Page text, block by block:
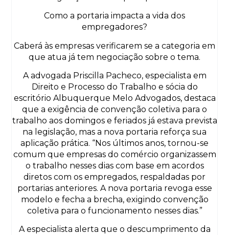
Como a portaria impacta a vida dos
empregadores?
Caberá às empresas verificarem se a categoria em
que atua já tem negociação sobre o tema.
A advogada Priscilla Pacheco, especialista em
Direito e Processo do Trabalho e sócia do
escritório Albuquerque Melo Advogados, destaca
que a exigência de convenção coletiva para o
trabalho aos domingos e feriados já estava prevista
na legislação, mas a nova portaria reforça sua
aplicação prática. “Nos últimos anos, tornou-se
comum que empresas do comércio organizassem
o trabalho nesses dias com base em acordos
diretos com os empregados, respaldadas por
portarias anteriores. A nova portaria revoga esse
modelo e fecha a brecha, exigindo convenção
coletiva para o funcionamento nesses dias.”
A especialista alerta que o descumprimento da